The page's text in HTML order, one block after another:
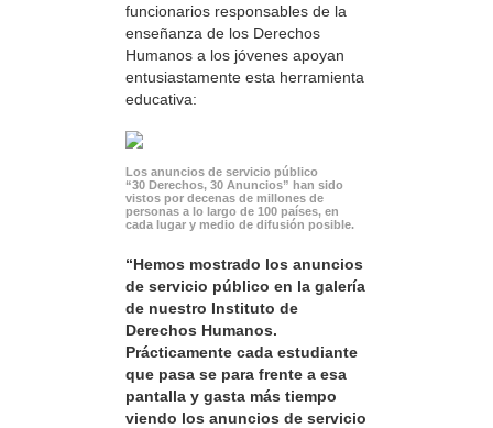
funcionarios responsables de la
enseñanza de los Derechos
Humanos a los jóvenes apoyan
entusiastamente esta herramienta
educativa:
Los anuncios de servicio público
“30 Derechos, 30 Anuncios” han sido
vistos por decenas de millones de
personas a lo largo de 100 países, en
cada lugar y medio de difusión posible.
“Hemos mostrado los anuncios
de servicio público en la galería
de nuestro Instituto de
Derechos Humanos.
Prácticamente cada estudiante
que pasa se para frente a esa
pantalla y gasta más tiempo
viendo los anuncios de servicio